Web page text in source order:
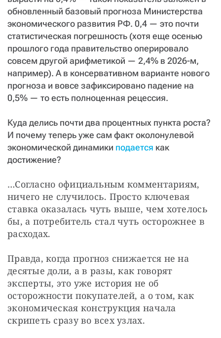
обновленный базовый прогноза Министерства
экономического развития РФ. 0,4 — это почти
статистическая погрешность (хотя еще осенью
прошлого года правительство оперировало
совсем другой арифметикой — 2,4% в 2026-м,
например). А в консервативном варианте нового
прогноза и вовсе зафиксировано падение на
0,5% — то есть полноценная рецессия.
Куда делись почти два процентных пункта роста?
И почему теперь уже сам факт околонулевой
экономической динамики подается как
достижение?
…Согласно официальным комментариям,
ничего не случилось. Просто ключевая
ставка оказалась чуть выше, чем хотелось
бы, а потребитель стал чуть осторожнее в
расходах.
Правда, когда прогноз снижается не на
десятые доли, а в разы, как говорят
эксперты, это уже история не об
осторожности покупателей, а о том, как
экономическая конструкция начала
скрипеть сразу во всех узлах.